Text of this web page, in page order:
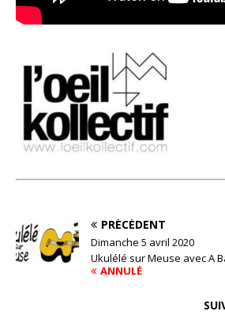
PRÉCÉDENT
Dimanche 5 avril 2020
Ukulélé sur Meuse avec A
ANNULÉ